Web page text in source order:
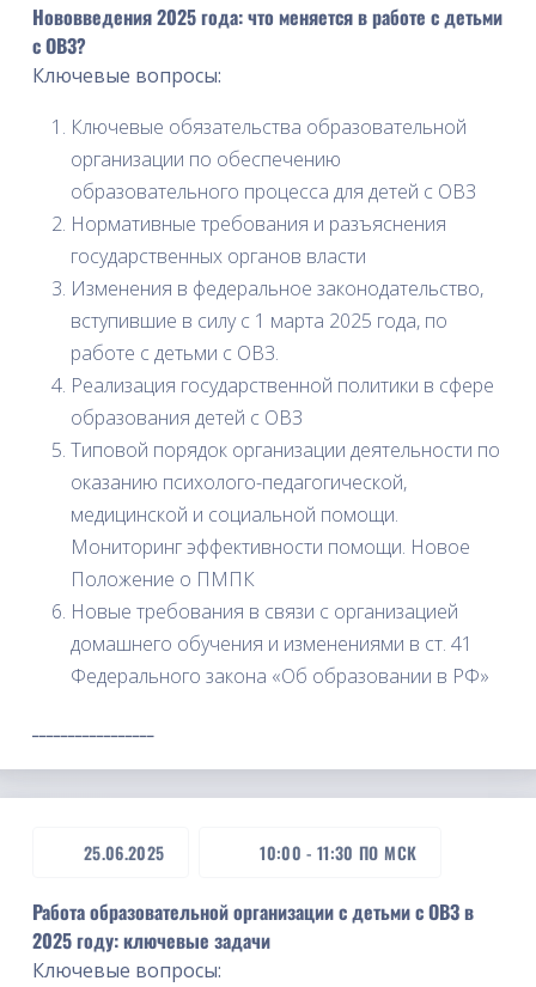
Нововведения 2025 года: что меняется в работе с детьми
с ОВЗ?
Ключевые вопросы:
Ключевые обязательства образовательной
организации по обеспечению
образовательного процесса для детей с ОВЗ
Нормативные требования и разъяснения
государственных органов власти
Изменения в федеральное законодательство,
вступившие в силу с 1 марта 2025 года, по
работе с детьми с ОВЗ.
Реализация государственной политики в сфере
образования детей с ОВЗ
Типовой порядок организации деятельности по
оказанию психолого-педагогической,
медицинской и социальной помощи.
Мониторинг эффективности помощи. Новое
Положение о ПМПК
Новые требования в связи с организацией
домашнего обучения и изменениями в ст. 41
Федерального закона «Об образовании в РФ»
25.06.2025 10:00 -11:30 ПО МСК
Работа образовательной организации с детьми с ОВЗ в
2025 году: ключевые задачи
Ключевые вопросы: